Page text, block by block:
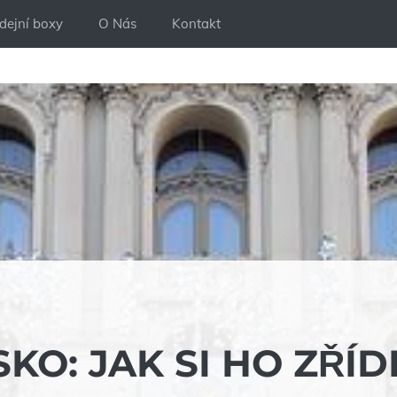
boxy O Nás Kontakt
JAK SI HO